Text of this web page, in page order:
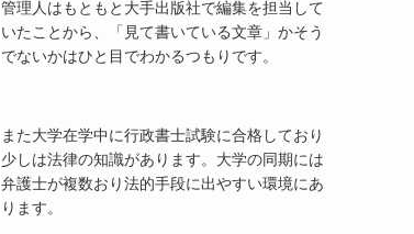
管理人はもともと大手出版社で編集を担当して
いたことから、「見て書いている文章」かそう
でないかはひと目でわかるつもりです。
また大学在学中に行政書士試験に合格しており
少しは法律の知識があります。大学の同期には
弁護士が複数おり法的手段に出やすい環境にあ
ります。